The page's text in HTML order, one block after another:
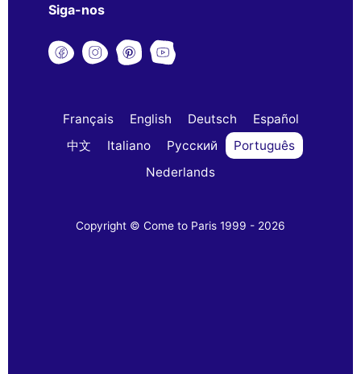
Siga-nos
Français English Deutsch
Español
中文
Italiano Русский
Português
Nederlands
Copyright © Come to Paris 1999 - 2026